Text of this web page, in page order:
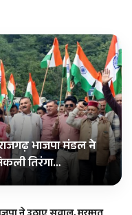
भाजपा मंडल ने
तिरंगा…